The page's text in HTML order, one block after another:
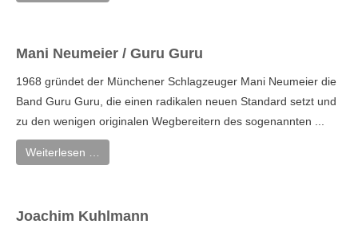
Mani Neumeier / Guru Guru
1968 gründet der Münchener Schlagzeuger Mani Neumeier die
Band Guru Guru, die einen radikalen neuen Standard setzt und
zu den wenigen originalen Wegbereitern des sogenannten ...
Weiterlesen …
Joachim Kuhlmann